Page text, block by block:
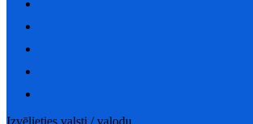
Izvēlieties valsti / valodu